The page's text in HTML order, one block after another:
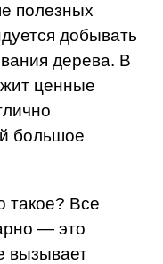
полезных
добывать
дерева. В
ценные
большое
такое? Все
— это
вызывает